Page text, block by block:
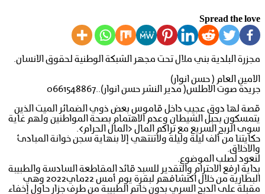
Spread the love
مجزرة البلدية بني ملال تحت مجهر الشبكة الوطنية لحقوق الانسان.
الامين العام ( حسن انوار)
جريدة صوت الاطلس( مدير النشر حسن انوار)..0661548867
قصة لها دوق عجيب داخل قاموس بعض ذوي الضمائر الميت الذين
يتمسكون بحبل الشيطان وعدم الاهتمام بصحة المواطنين ولهم غاية
سوى الربح السريع مع تراكم المال <المال الحرام>.
حكايتنا من ألف ليلة وليلة ولاتنتهي إلا بنهاية سجن خوانة المبادئ
والاخلاق.
لنعود لصلب الموضوع.
بداية ارفع الاحترام والتقدير للسبد قائد المقاطعة السادسة والطبيبة
البطارية من خلال اكتشافهم لبقرة يوم أمس 22ماي2022 وهي
مقبلة على الدبح السري بدون خاتم الطبيبة من طرف جزار حاول إخفاء